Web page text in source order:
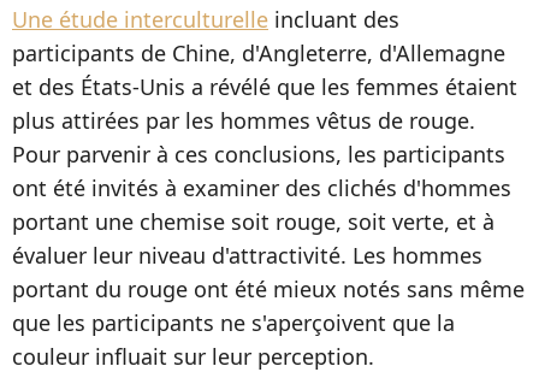
Une étude interculturelle incluant des
participants de Chine, d'Angleterre, d'Allemagne
et des États-Unis a révélé que les femmes étaient
plus attirées par les hommes vêtus de rouge.
Pour parvenir à ces conclusions, les participants
ont été invités à examiner des clichés d'hommes
portant une chemise soit rouge, soit verte, et à
évaluer leur niveau d'attractivité. Les hommes
portant du rouge ont été mieux notés sans même
que les participants ne s'aperçoivent que la
couleur influait sur leur perception.